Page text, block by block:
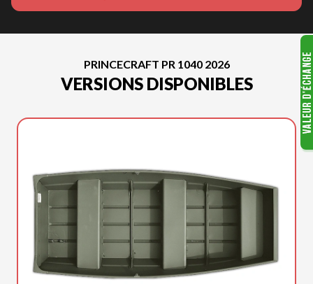
PRINCECRAFT PR 1040 2026
VERSIONS DISPONIBLES